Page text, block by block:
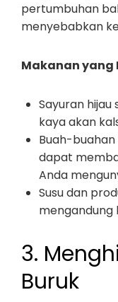
pertumbuhan
menyebabkan
Makanan yang
Sayuran
kaya akan
Buah-
dapat
Anda
Susu dan
mengandung
3.
Buruk